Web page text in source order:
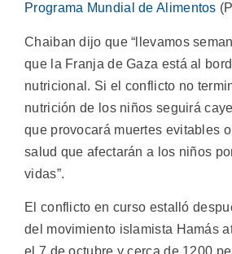
Programa Mundial de Alimentos
Chaiban dijo que “llevamos
que la Franja de Gaza está al
nutricional. Si el conflicto no
nutrición de los niños seguirá
que provocará muertes evitables
salud que afectarán a los niños
vidas”.
El conflicto en curso estalló
del movimiento islamista Hamás